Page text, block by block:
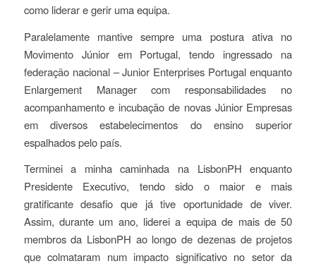
como liderar e gerir uma equipa.
Paralelamente mantive sempre uma postura ativa no
Movimento Júnior em Portugal, tendo ingressado na
federação nacional – Junior Enterprises Portugal enquanto
Enlargement Manager com responsabilidades no
acompanhamento e incubação de novas Júnior Empresas
em diversos estabelecimentos do ensino superior
espalhados pelo país.
Terminei a minha caminhada na LisbonPH enquanto
Presidente Executivo, tendo sido o maior e mais
gratificante desafio que já tive oportunidade de viver.
Assim, durante um ano, liderei a equipa de mais de 50
membros da LisbonPH ao longo de dezenas de projetos
que colmataram num impacto significativo no setor da